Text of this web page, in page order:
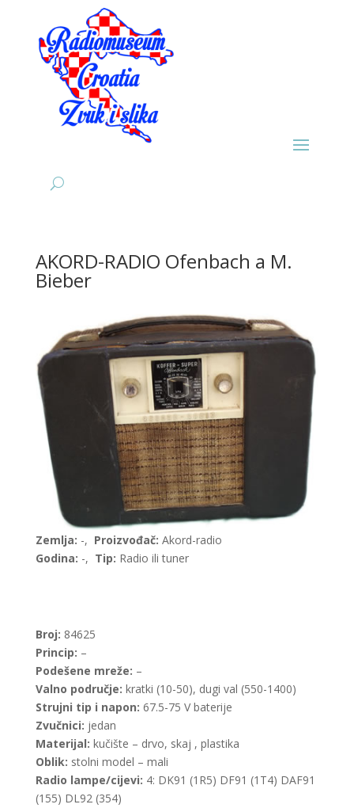
AKORD-RADIO Ofenbach a M.
Bieber
Zemlja: -, Proizvođač: Akord-radio
Godina: -, Tip: Radio ili tuner
Broj: 84625
Princip: –
Podešene mreže: –
Valno područje: kratki (10-50), dugi val (550-1400)
Strujni tip i napon: 67.5-75 V baterije
Zvučnici: jedan
Materijal: kučište – drvo, skaj , plastika
Oblik: stolni model – mali
Radio lampe/cijevi: 4: DK91 (1R5) DF91 (1T4) DAF91
(155) DL92 (354)